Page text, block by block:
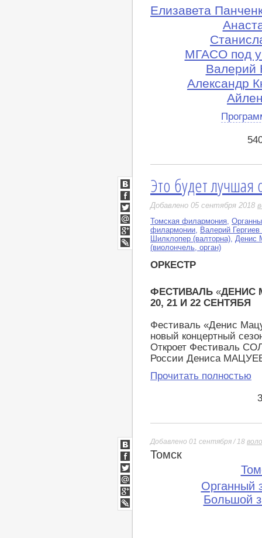
Елизавета
МГАСО под
Валерий
Александр
Это будет
Добавлено 05 сентября 2018
Томская филармония
филармонии
Валерий
Шилклопер (валторна) Денис
(виолончель, орган)
ОРКЕСТР
ФЕСТИВАЛЬ «ДЕНИС
20, 21 И 22 СЕНТЯБЯ
Фестиваль «Денис
новый концертный
Откроет Фестиваль
России Дениса
Прочитать полностью
ВКонтакте
Facebook
Twitter
Мой
Мир
Google+
LiveJournal
Добавлено 01 сентября / 18
Томск
Органный
Большой
ВКонтакте
Facebook
Twitter
Мой
Мир
Google+
lj